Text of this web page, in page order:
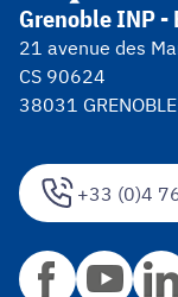
+33 (0)4
Grenoble INP -
21 avenue des
CS 90624
38031 GRENOBLE